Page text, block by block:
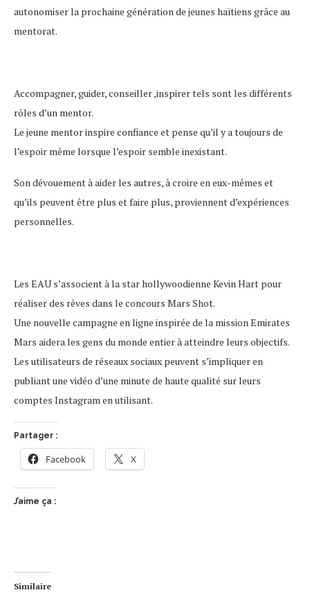
autonomiser la prochaine génération de jeunes haïtiens grâce au
mentorat.
Accompagner, guider, conseiller ,inspirer tels sont les différents
rôles d’un mentor.
Le jeune mentor inspire confiance et pense qu’il y a toujours de
l’espoir même lorsque l’espoir semble inexistant.
Son dévouement à aider les autres, à croire en eux-mêmes et
qu’ils peuvent être plus et faire plus, proviennent d’expériences
personnelles.
Les EAU s’associent à la star hollywoodienne Kevin Hart pour
réaliser des rêves dans le concours Mars Shot.
Une nouvelle campagne en ligne inspirée de la mission Emirates
Mars aidera les gens du monde entier à atteindre leurs objectifs.
Les utilisateurs de réseaux sociaux peuvent s’impliquer en
publiant une vidéo d’une minute de haute qualité sur leurs
comptes Instagram en utilisant.
Partager :
Facebook X
J’aime ça :
Similaire